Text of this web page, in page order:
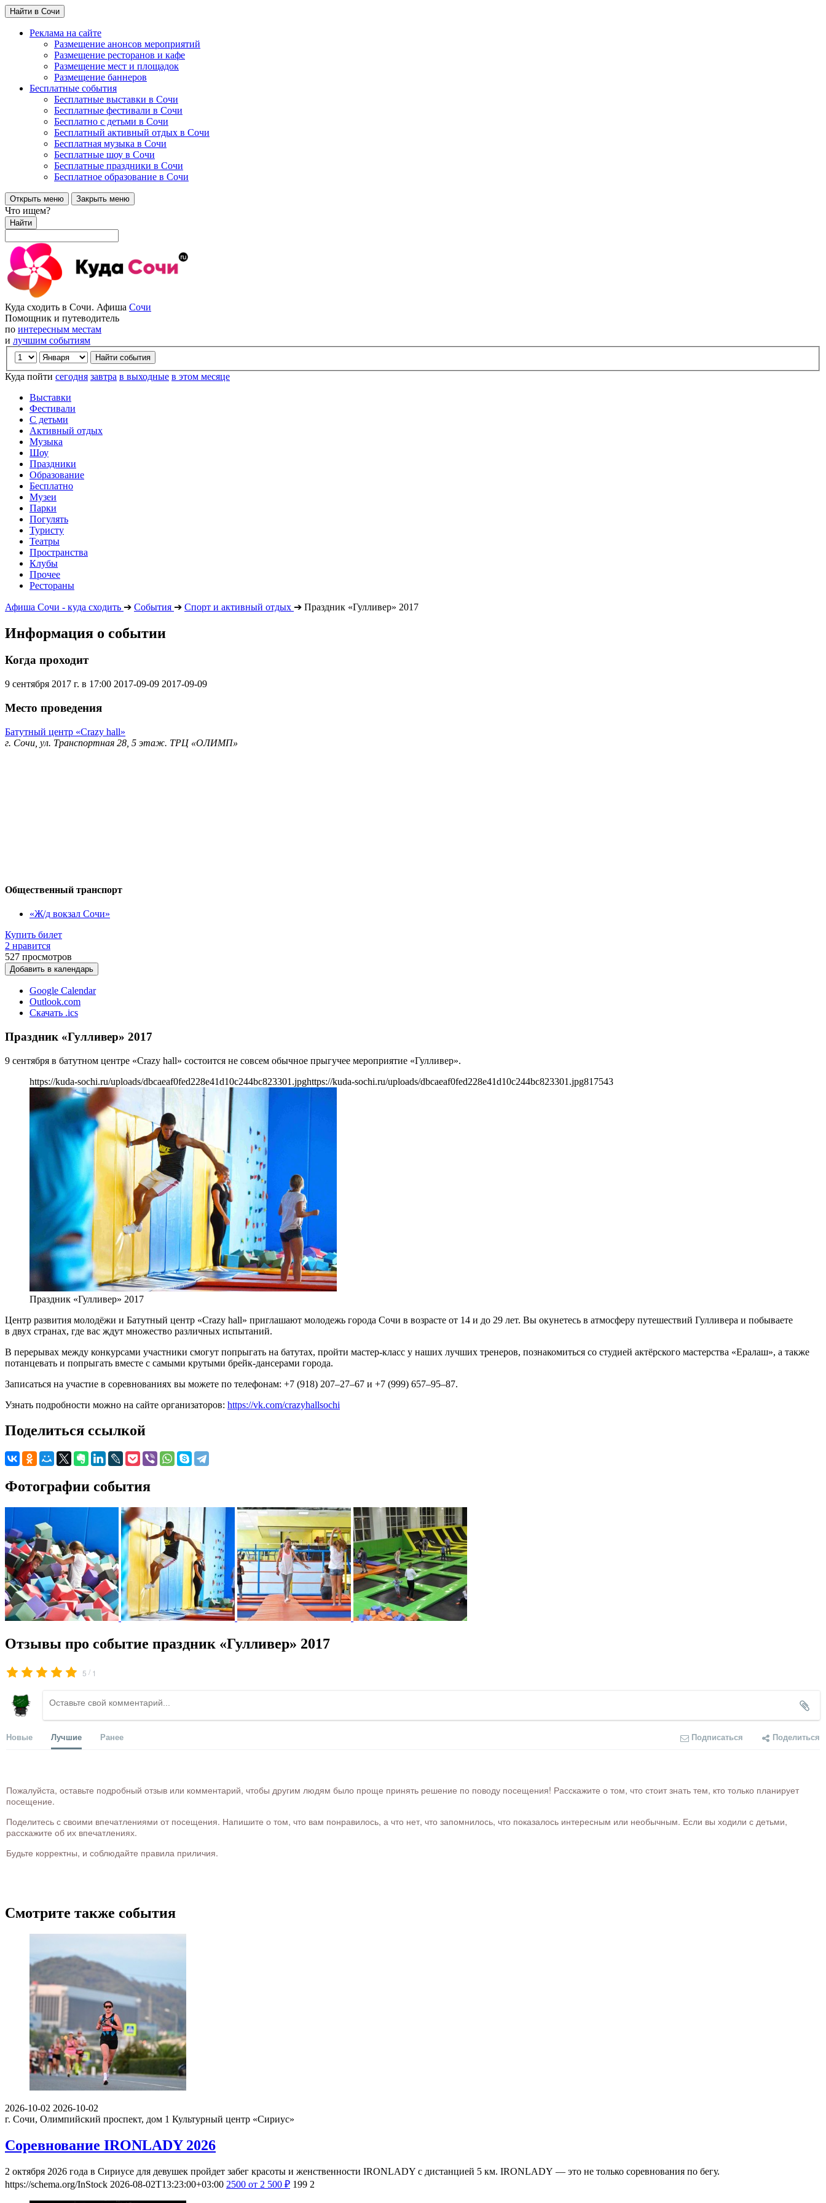
Найти в Сочи
Реклама на сайте
Размещение анонсов мероприятий
Размещение ресторанов и кафе
Размещение мест и площадок
Размещение баннеров
Бесплатные события
Бесплатные выставки в Сочи
Бесплатные фестивали в Сочи
Бесплатно с детьми в Сочи
Бесплатный активный отдых в Сочи
Бесплатная музыка в Сочи
Бесплатные шоу в Сочи
Бесплатные праздники в Сочи
Бесплатное образование в Сочи
Открыть меню Закрыть меню
Что ищем?
Найти
Куда сходить в Сочи. Афиша Сочи
Помощник и путеводитель
по интересным местам
и лучшим событиям
Куда пойти сегодня завтра в выходные в этом месяце
Выставки
Фестивали
С детьми
Активный отдых
Музыка
Шоу
Праздники
Образование
Бесплатно
Музеи
Парки
Погулять
Туристу
Театры
Пространства
Клубы
Прочее
Рестораны
Афиша Сочи - куда сходить ➔ События ➔ Спорт и активный отдых ➔ Праздник «Гулливер» 2017
Информация о событии
Когда проходит
9 сентября 2017 г. в 17:00 2017-09-09 2017-09-09
Место проведения
Батутный центр «Crazy hall»
г. Сочи, ул. Транспортная 28, 5 этаж. ТРЦ «ОЛИМП»
Общественный транспорт
«Ж/д вокзал Сочи»
Купить билет
2 нравится
527 просмотров
Добавить в календарь
Google Calendar
Outlook.com
Скачать .ics
Праздник «Гулливер» 2017
9 сентября в батутном центре «Crazy hall» состоится не совсем обычное прыгучее мероприятие «Гулливер».
https://kuda-sochi.ru/uploads/dbcaeaf0fed228e41d10c244bc823301.jpghttps://kuda-sochi.ru/uploads/dbcaeaf0fed228e41d10c244bc823301.jpg817543
Праздник «Гулливер» 2017
Центр развития молодёжи и Батутный центр «Crazy hall» приглашают молодежь города Сочи в возрасте от 14 и до 29 лет. Вы окунетесь в атмосферу путешествий Гулливера и побываете
в двух странах, где вас ждут множество различных испытаний.
В перерывах между конкурсами участники смогут попрыгать на батутах, пройти мастер-класс у наших лучших тренеров, познакомиться со студией актёрского мастерства «Ералаш», а также
потанцевать и попрыгать вместе с самыми крутыми брейк-дансерами города.
Записаться на участие в соревнованиях вы можете по телефонам: +7 (918) 207–27–67 и +7 (999) 657–95–87.
Узнать подробности можно на сайте организаторов: https://vk.com/crazyhallsochi
Поделиться ссылкой
Фотографии события
Отзывы про событие праздник «Гулливер» 2017
5 / 1
Новые Лучшие Ранее Подписаться Поделиться
Пожалуйста, оставьте подробный отзыв или комментарий, чтобы другим людям было проще принять решение по поводу посещения! Расскажите о том, что стоит знать тем, кто только планирует
посещение.
Поделитесь с своими впечатлениями от посещения. Напишите о том, что вам понравилось, а что нет, что запомнилось, что показалось интересным или необычным. Если вы ходили с детьми,
расскажите об их впечатлениях.
Будьте корректны, и соблюдайте правила приличия.
Смотрите также события
2026-10-02 2026-10-02
г. Сочи, Олимпийский проспект, дом 1 Культурный центр «Сириус»
Соревнование IRONLADY 2026
2 октября 2026 года в Сириусе для девушек пройдет забег красоты и женственности IRONLADY с дистанцией 5 км. IRONLADY — это не только соревнования по бегу.
https://schema.org/InStock 2026-08-02T13:23:00+03:00 2500 от 2 500 ₽ 199 2